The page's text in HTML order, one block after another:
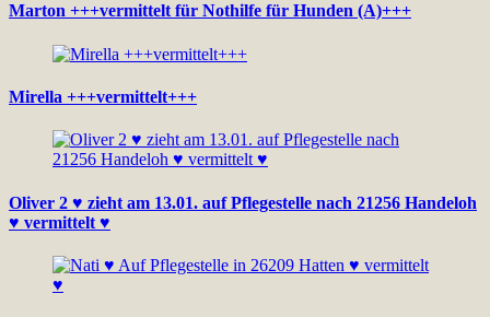
Marton +++vermittelt für Nothilfe für Hunden (A)+++
Mirella +++vermittelt+++
Oliver 2 ♥ zieht am 13.01. auf Pflegestelle nach 21256 Handeloh
♥ vermittelt ♥